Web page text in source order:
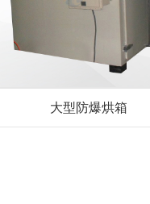
大型防爆烘箱